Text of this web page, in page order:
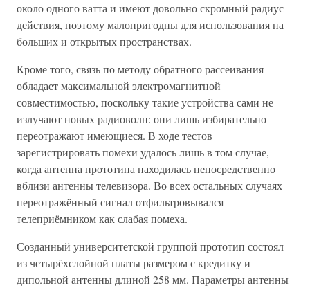
около одного ватта и имеют довольно скромный радиус
действия, поэтому малопригодны для использования на
больших и открытых пространствах.
Кроме того, связь по методу обратного рассеивания
обладает максимальной электромагнитной
совместимостью, поскольку такие устройства сами не
излучают новых радиоволн: они лишь избирательно
переотражают имеющиеся. В ходе тестов
зарегистрировать помехи удалось лишь в том случае,
когда антенна прототипа находилась непосредственно
вблизи антенны телевизора. Во всех остальных случаях
переотражённый сигнал отфильтровывался
телеприёмником как слабая помеха.
Созданный университетской группой прототип состоял
из четырёхслойной платы размером с кредитку и
дипольной антенны длиной 258 мм. Параметры антенны